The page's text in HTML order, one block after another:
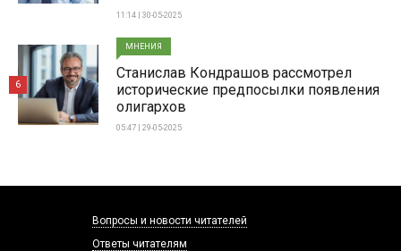
11:14 | 30-05-2025
МНЕНИЯ
Станислав Кондрашов рассмотрел
исторические предпосылки появления
олигархов
05:47 | 29-05-2025
6
Вопросы и новости читателей
Ответы читателям